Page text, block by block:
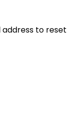
address to reset